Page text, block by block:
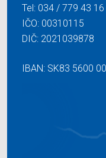
Tel: 034 / 779 43 16
IČO: 00310115
DIČ: 2021039878
IBAN: SK83 5600